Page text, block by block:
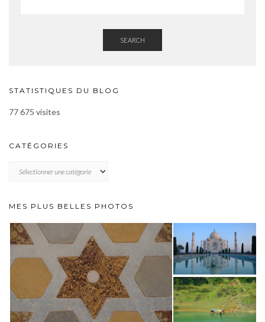
SEARCH
STATISTIQUES DU BLOG
77 675 visites
CATÉGORIES
MES PLUS BELLES PHOTOS